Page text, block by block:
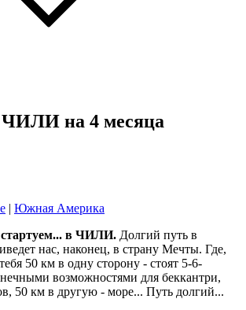
ЧИЛИ на 4 месяца
| Южная Америка
стартуем... в ЧИЛИ. Долгий путь в
нас, наконец, в страну Мечты. Где,
50 км в одну сторону - стоят 5-6-
возможностями для беккантри,
50 км в другую - море... Путь долгий...